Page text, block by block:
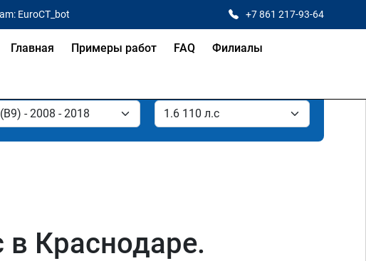
EuroCT_bot +7 861 217-93-64
Главная Примеры работ FAQ Филиалы
в Краснодаре.